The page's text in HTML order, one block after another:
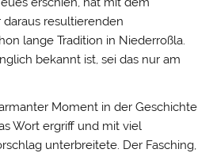
resultierenden
lange Tradition in Niederroßla.
bekannt ist, sei das nur am
Moment in der Geschichte
Wort ergriff und mit viel
unterbreitete. Der Fasching,